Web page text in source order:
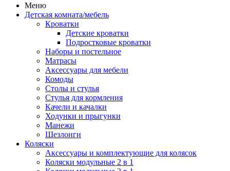
Меню
Детская комната/мебель
Кроватки
Детские кроватки
Подростковые кроватки
Наборы и постельное
Матрасы
Аксессуары для мебели
Комоды
Столы и стулья
Стулья для кормления
Качели и качалки
Ходунки и прыгунки
Манежи
Шезлонги
Коляски
Аксессуары и комплектующие для колясок
Коляски модульные 2 в 1